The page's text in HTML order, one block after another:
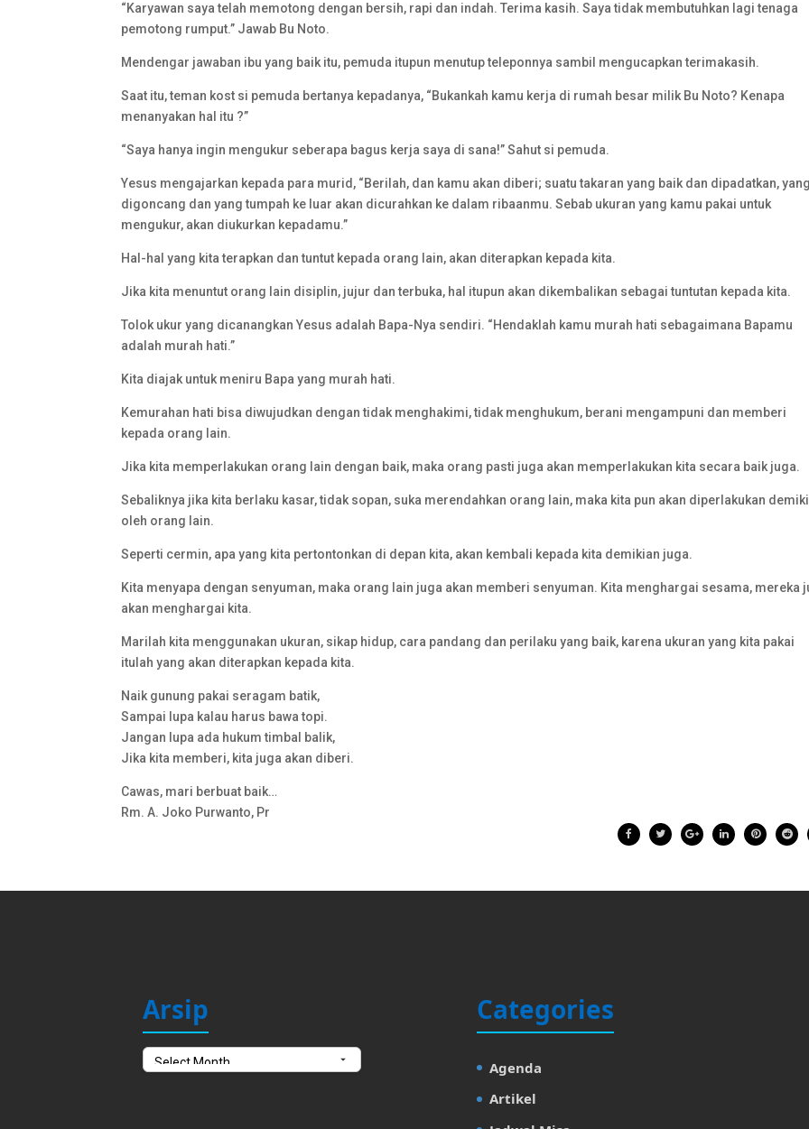
“Karyawan saya telah memotong dengan bersih, rapi dan indah. Terima kasih. Saya tidak membutuhkan lagi tenaga
pemotong rumput.” Jawab Bu Noto.
Mendengar jawaban ibu yang baik itu, pemuda itupun menutup teleponnya sambil mengucapkan terimakasih.
Saat itu, teman kost si pemuda bertanya kepadanya, “Bukankah kamu kerja di rumah besar milik Bu Noto? Kenapa
menanyakan hal itu ?”
“Saya hanya ingin mengukur seberapa bagus kerja saya di sana!” Sahut si pemuda.
Yesus mengajarkan kepada para murid, “Berilah, dan kamu akan diberi; suatu takaran yang baik dan dipadatkan, yang
digoncang dan yang tumpah ke luar akan dicurahkan ke dalam ribaanmu. Sebab ukuran yang kamu pakai untuk
mengukur, akan diukurkan kepadamu.”
Hal-hal yang kita terapkan dan tuntut kepada orang lain, akan diterapkan kepada kita.
Jika kita menuntut orang lain disiplin, jujur dan terbuka, hal itupun akan dikembalikan sebagai tuntutan kepada kita.
Tolok ukur yang dicanangkan Yesus adalah Bapa-Nya sendiri. “Hendaklah kamu murah hati sebagaimana Bapamu
adalah murah hati.”
Kita diajak untuk meniru Bapa yang murah hati.
Kemurahan hati bisa diwujudkan dengan tidak menghakimi, tidak menghukum, berani mengampuni dan memberi
kepada orang lain.
Jika kita memperlakukan orang lain dengan baik, maka orang pasti juga akan memperlakukan kita secara baik juga.
Sebaliknya jika kita berlaku kasar, tidak sopan, suka merendahkan orang lain, maka kita pun akan diperlakukan
oleh orang lain.
Seperti cermin, apa yang kita pertontonkan di depan kita, akan kembali kepada kita demikian juga.
Kita menyapa dengan senyuman, maka orang lain juga akan memberi senyuman. Kita menghargai sesama, mereka
akan menghargai kita.
Marilah kita menggunakan ukuran, sikap hidup, cara pandang dan perilaku yang baik, karena ukuran yang kita pakai
itulah yang akan diterapkan kepada kita.
Naik gunung pakai seragam batik,
Sampai lupa kalau harus bawa topi.
Jangan lupa ada hukum timbal balik,
Jika kita memberi, kita juga akan diberi.
Cawas, mari berbuat baik…
Rm. A. Joko Purwanto, Pr
Arsip Categories
Agenda
Artikel